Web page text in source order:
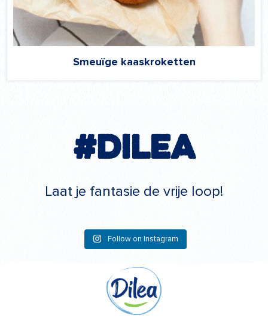
Smeuïge kaaskroketten
#Dilea
Laat je fantasie de vrije loop!
Follow on Instagram